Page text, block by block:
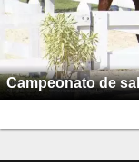
Campeonato de